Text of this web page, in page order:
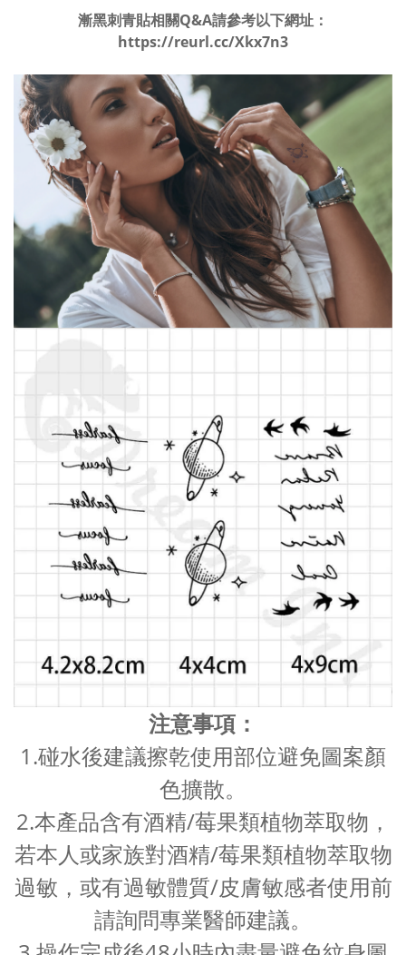
漸黑刺青貼相關Q&A請參考以下網址：
https://reurl.cc/Xkx7n3
注意事項：
1.碰水後建議擦乾使用部位避免圖案顏
色擴散。
2.本產品含有酒精/莓果類植物萃取物，
若本人或家族對酒精/莓果類植物萃取物
過敏，或有過敏體質/皮膚敏感者使用前
請詢問專業醫師建議。